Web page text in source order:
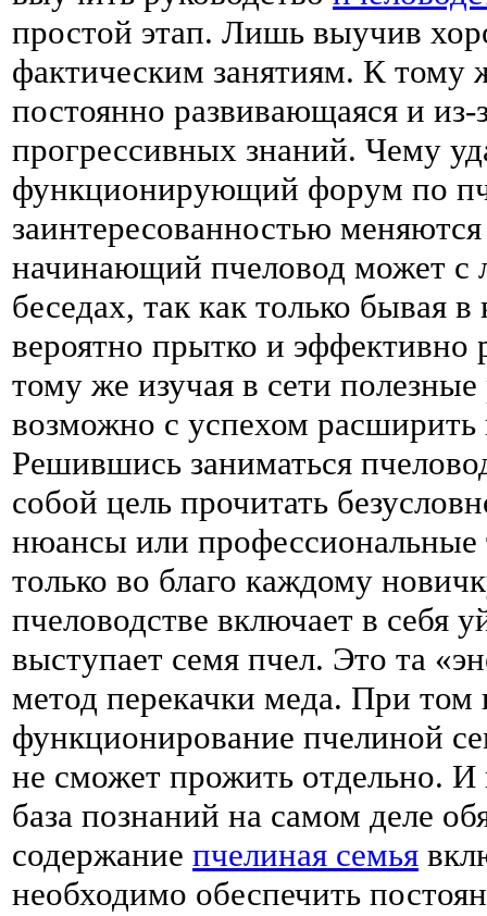
простой этап. Лишь выучив
фактическим занятиям. К тому
постоянно развивающаяся и
прогрессивных знаний. Чему
функционирующий форум по
заинтересованностью
начинающий пчеловод может с
беседах, так как только бывая
вероятно прытко и эффективно
тому же изучая в сети
возможно с успехом
Решившись заниматься
собой цель прочитать
нюансы или
только во благо каждому
пчеловодстве включает в себя
выступает семя пчел. Это та
метод перекачки меда. При том
функционирование пчелиной
не сможет прожить отдельно. И
база познаний на самом деле
содержание пчелиная семья
необходимо обеспечить